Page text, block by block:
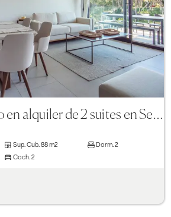
Departamento en alquiler de 2 suites en Sense Manantiales
Sup. Cub. 88 m2 Dorm. 2
Coch. 2